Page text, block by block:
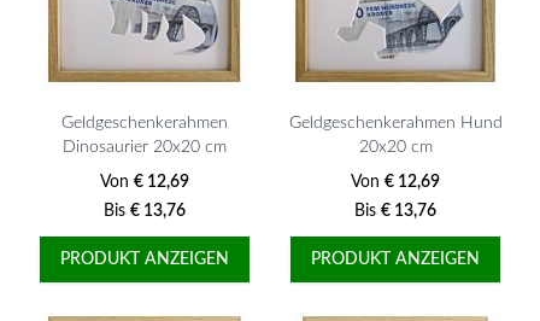
Geldgeschenkerahmen
Dinosaurier 20x20 cm
Von € 12,69
Bis € 13,76
PRODUKT ANZEIGEN
Geldgeschenkerahmen Hund
20x20 cm
Von € 12,69
Bis € 13,76
PRODUKT ANZEIGEN